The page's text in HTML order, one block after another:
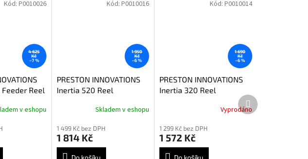
4 625
Kč
–7 %
Reel
v eshopu
Kód: P0010026
1 950
Kč
–6 %
PRESTON INNOVATIONS
Inertia 520 Reel
Skladem v eshopu
1 499 Kč bez DPH
1 814 Kč
Do košíku
Kód:P0010016
1 690
Kč
–6 %
PRESTON INNOVATIONS
Inertia 320 Reel
Vyprodáno
1 299 Kč bez DPH
1 572 Kč
Do košíku
Kód: P0010014
Další
produkt